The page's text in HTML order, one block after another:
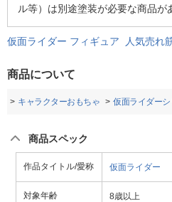
ル等）は別途塗装が必要な商品が
仮面ライダー フィギュア 人気売れ
商品について
キャラクターおもちゃ 仮面ライダー
商品スペック
作品タイトル/愛称 仮面ライダー
対象年齢 8歳以上